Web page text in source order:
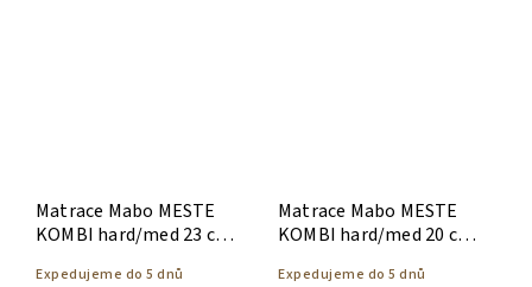
Matrace Mabo MESTE
KOMBI hard/med 23 cm,
Expedujeme do 5 dnů
Matrace Mabo MESTE
KOMBI hard/med 20 cm,
Expedujeme do 5 dnů